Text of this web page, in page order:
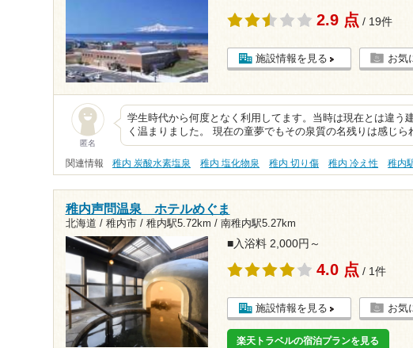
2.9 点 / 19件
施設情報を見る お気
匿名
学生時代から何度となく利用してます。当時は現在とは違う
く温まりました。 現在の童夢でもその泉質の名残りは感じ
関連情報 稚内 炭酸水素塩泉 稚内 塩化物泉 稚内 切り傷 稚内 冷え性 稚内
稚内声問温泉 ホテルめぐま
北海道 / 稚内市 / 稚内駅5.72km / 南稚内駅5.27km
■入浴料 2,000円～
4.0 点 / 1件
施設情報を見る お気
楽天トラベルの宿泊プランを見る